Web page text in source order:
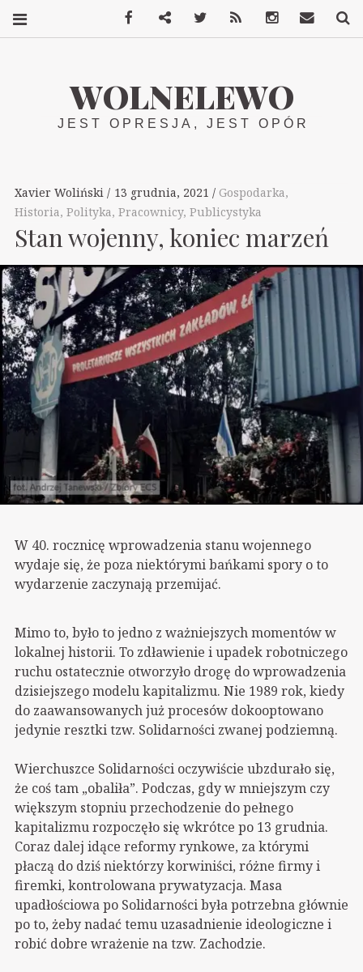
WOLNELEWO
JEST OPRESJA, JEST OPÓR
Xavier Woliński 13 grudnia, 2021 Gospodarka,
Historia, Polityka, Pracownicy, Publicystyka
Stan wojenny, koniec marzeń
W 40. rocznicę wprowadzenia stanu wojennego
wydaje się, że poza niektórymi bańkami spory o to
wydarzenie zaczynają przemijać.
Mimo to, było to jedno z ważniejszych momentów w
lokalnej historii. To zdławienie i upadek robotniczego
ruchu ostatecznie otworzyło drogę do wprowadzenia
dzisiejszego modelu kapitalizmu. Nie 1989 rok, kiedy
do zaawansowanych już procesów dokooptowano
jedynie resztki tzw. Solidarności zwanej podziemną.
Wierchuszce Solidarności oczywiście ubzdurało się,
że coś tam „obaliła”. Podczas, gdy w mniejszym czy
większym stopniu przechodzenie do pełnego
kapitalizmu rozpoczęło się wkrótce po 13 grudnia.
Coraz dalej idące reformy rynkowe, za którymi
płaczą do dziś niektórzy korwiniści, różne firmy i
firemki, kontrolowana prywatyzacja. Masa
upadłościowa po Solidarności była potrzebna głównie
po to, żeby nadać temu uzasadnienie ideologiczne i
robić dobre wrażenie na tzw. Zachodzie.
FacebookMastodonTwitter InstagramKontakt